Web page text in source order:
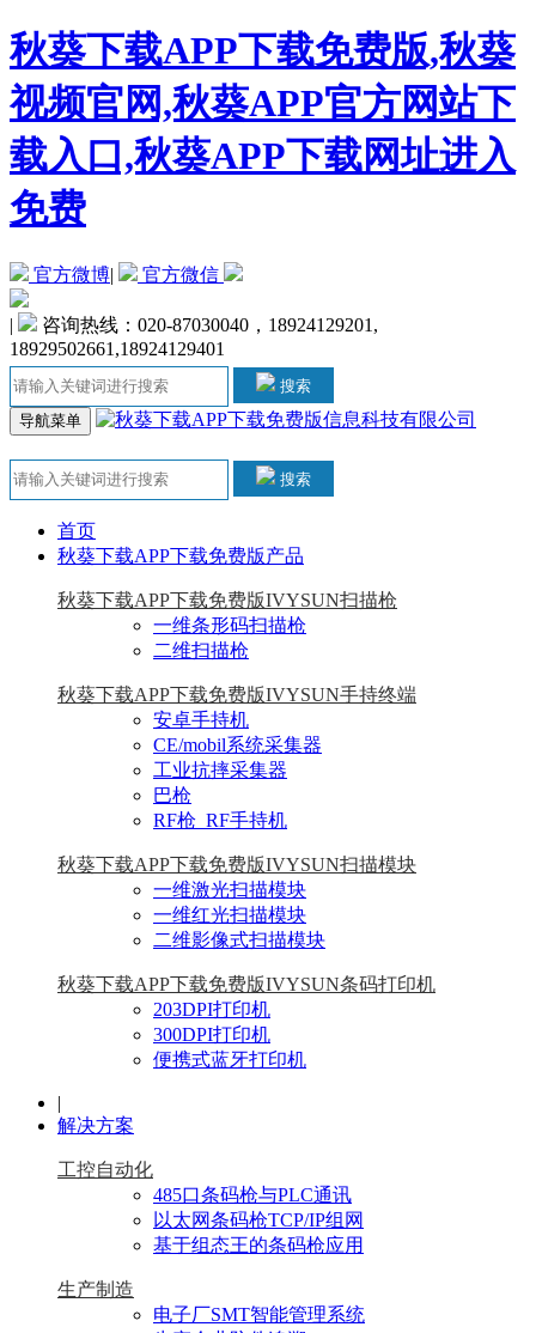
秋葵下载APP下载免费版,秋葵
视频官网,秋葵APP官方网站下
载入口,秋葵APP下载网址进入
免费
官方微博| 官方微信
|
咨询热线：020-87030040，18924129201,
18929502661,18924129401
搜索
导航菜单
搜索
首页
秋葵下载APP下载免费版产品
秋葵下载APP下载免费版IVYSUN扫描枪
一维条形码扫描枪
二维扫描枪
秋葵下载APP下载免费版IVYSUN手持终端
安卓手持机
CE/mobil系统采集器
工业抗摔采集器
巴枪
RF枪_RF手持机
秋葵下载APP下载免费版IVYSUN扫描模块
一维激光扫描模块
一维红光扫描模块
二维影像式扫描模块
秋葵下载APP下载免费版IVYSUN条码打印机
203DPI打印机
300DPI打印机
便携式蓝牙打印机
|
解决方案
工控自动化
485口条码枪与PLC通讯
以太网条码枪TCP/IP组网
基于组态王的条码枪应用
生产制造
电子厂SMT智能管理系统